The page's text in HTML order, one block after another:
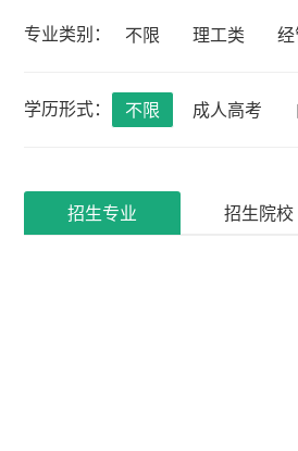
专业类别： 不限 理工类
学历形式： 不限 成人高考
招生专业 招生院校